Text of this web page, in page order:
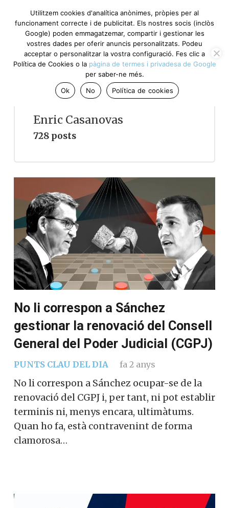
Enric Casanovas
728 posts
No li correspon a Sánchez
gestionar la renovació del Consell
General del Poder Judicial (CGPJ)
PUNTS CLAU DEL DIA fa 2 anys
No li correspon a Sánchez ocupar-se de la
renovació del CGPJ i, per tant, ni pot establir
terminis ni, menys encara, ultimàtums.
Quan ho fa, està contravenint de forma
clamorosa…
Utilitzem cookies d'analítica anònimes, pròpies per al
funcionament correcte i de publicitat. Els nostres socis (inclòs
Google) poden emmagatzemar, compartir i gestionar les
vostres dades per oferir anuncis personalitzats. Podeu
acceptar o personalitzar la vostra configuració. Fes clic a
Política de Cookies o la pàgina de termes i privadesa de Google
per saber-ne més.
Ok
No Política de cookies